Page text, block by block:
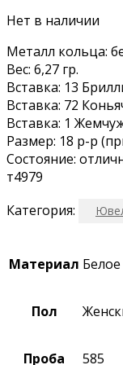
Нет в наличии
Mеталл кольцa:
Вес: 6,27 гp.
Вставка: 13
Вставка: 72
Вставка: 1
Размер: 18 р-р
Состояние:
т4979
Категория:
Материал
Пол
Проба 585